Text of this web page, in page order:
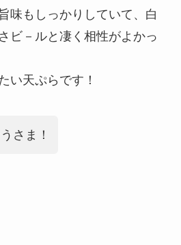
味もしっかりしていて、白
ビ－ルと凄く相性がよかっ
い天ぷらです！
さま！